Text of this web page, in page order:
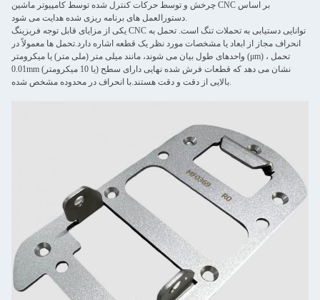
چرخش و توسط حرکات کنترل شده توسط کامپیوتر ماشین CNC بر اساس
دستورالعمل های برنامه ریزی شده هدایت می شود.
یکی از مزایای قابل توجه فریزینگ CNC توانایی دستیابی به تحملات تنگ است. تحمل به
انحراف مجاز از ابعاد یا مشخصات مورد نظر یک قطعه اشاره دارد.تحمل ها معمولاً در
واحدهای طول بیان می شوند، مانند میلی متر (ملی متر) یا میکرومتر (μm) ، تحمل
0.01mm (یا 10 میکرومتر) نشان می دهد که قطعات فرش شده نهایی دارای سطح
بالایی از دقت و دقت هستند.با انحراف در محدوده مشخص شده.